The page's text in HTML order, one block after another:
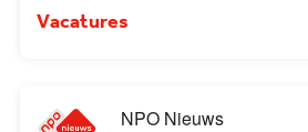
Vacatures
NPO Nieuws